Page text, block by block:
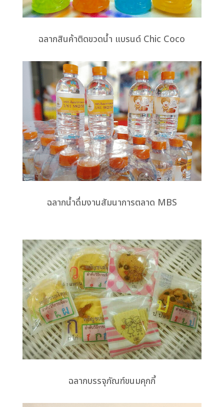
ฉลากสินค้าติดขวดน้ำ แบรนด์ Chic Coco
ฉลากน้ำดื่มงานสัมนาการตลาด MBS
ฉลากบรรจุภัณฑ์ขนมคุกกี้